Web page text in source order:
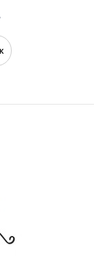
откидной